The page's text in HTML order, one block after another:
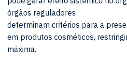
órgãos reguladores
determinam critérios para a
em produtos cosméticos,
máxima.